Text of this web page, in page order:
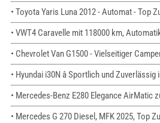
• Toyota Yaris Luna 2012 - Automat - Top
• VWT4 Caravelle mit 118000 km,
• Chevrolet Van G1500 - Vielseitiger
• Hyundai i30N â Sportlich und Zuverlässig
• Mercedes-Benz E280 Elegance AirMatic
• Mercedes G 270 Diesel, MFK 2025, Top